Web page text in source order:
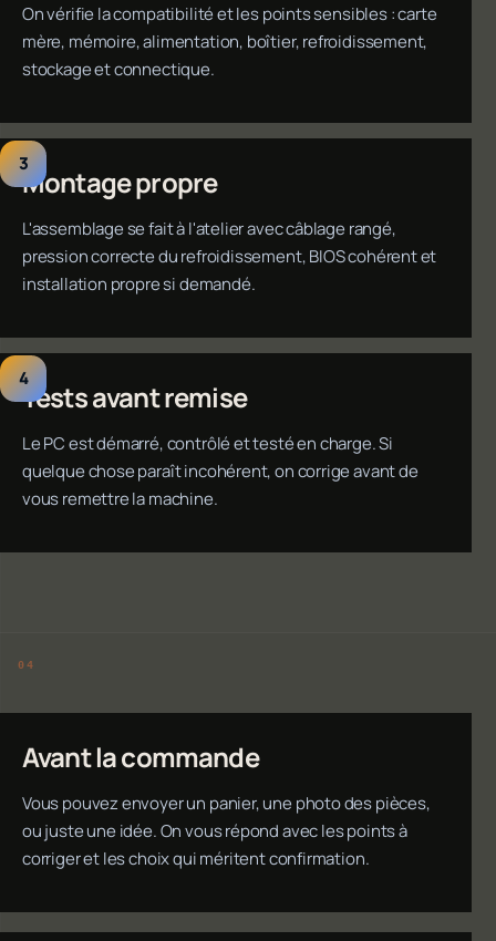
On vérifie la compatibilité et les points sensibles : carte
mère, mémoire, alimentation, boîtier, refroidissement,
stockage et connectique.
Montage propre
L'assemblage se fait à l'atelier avec câblage rangé,
pression correcte du refroidissement, BIOS cohérent et
installation propre si demandé.
Tests avant remise
Le PC est démarré, contrôlé et testé en charge. Si
quelque chose paraît incohérent, on corrige avant de
vous remettre la machine.
Avant la commande
Vous pouvez envoyer un panier, une photo des pièces,
ou juste une idée. On vous répond avec les points à
corriger et les choix qui méritent confirmation.